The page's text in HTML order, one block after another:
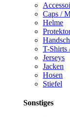
Caps /
Helme
T-Shirts
Jerseys
Jacken
Hosen
Stiefel
Sonstiges